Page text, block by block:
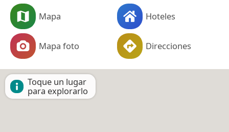
Mapa Hoteles
Mapa foto Direcciones
Toque un lugar
para explorarlo